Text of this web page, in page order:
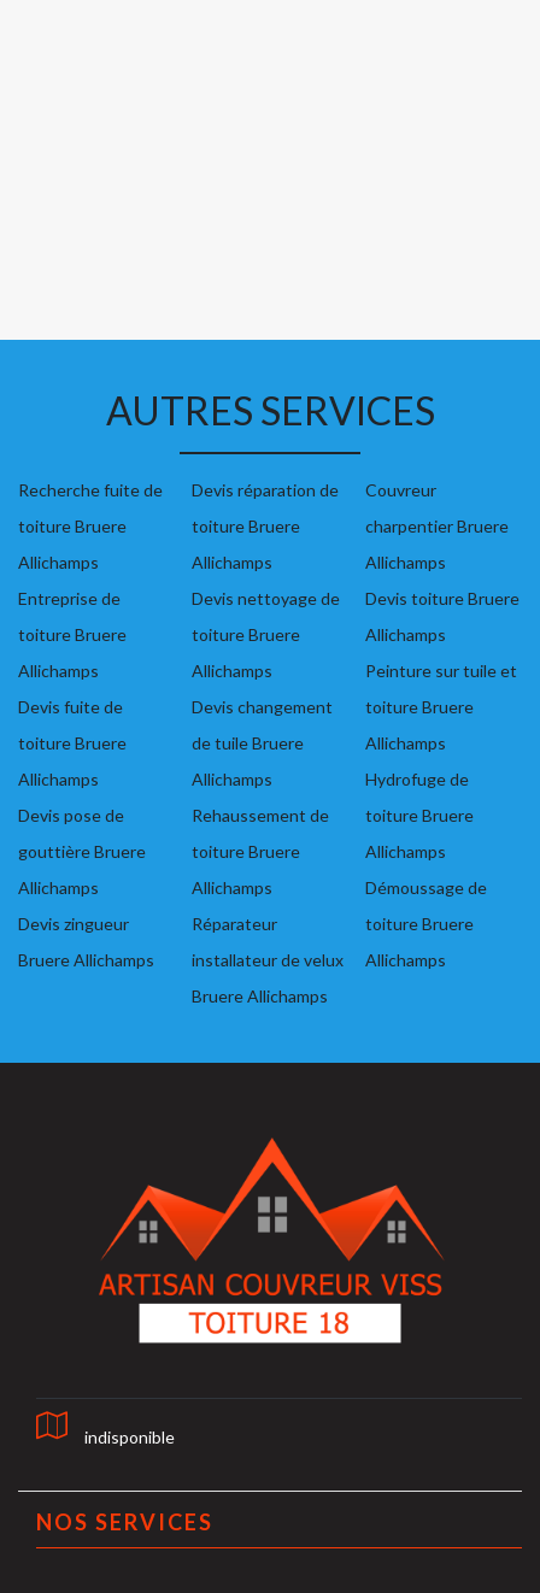
AUTRES SERVICES
Recherche fuite de
toiture Bruere
Allichamps
Entreprise de
toiture Bruere
Allichamps
Devis fuite de
toiture Bruere
Allichamps
Devis pose de
gouttière Bruere
Allichamps
Devis zingueur
Bruere Allichamps
Devis réparation de
toiture Bruere
Allichamps
Devis nettoyage de
toiture Bruere
Allichamps
Devis changement
de tuile Bruere
Allichamps
Rehaussement de
toiture Bruere
Allichamps
Réparateur
installateur de velux
Bruere Allichamps
Couvreur
charpentier Bruere
Allichamps
Devis toiture Bruere
Allichamps
Peinture sur tuile et
toiture Bruere
Allichamps
Hydrofuge de
toiture Bruere
Allichamps
Démoussage de
toiture Bruere
Allichamps
indisponible
NOS SERVICES